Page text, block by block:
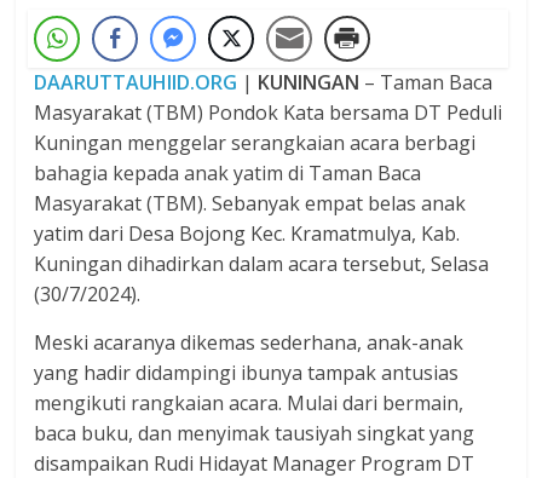
DAARUTTAUHIID.ORG | KUNINGAN – Taman Baca
Masyarakat (TBM) Pondok Kata bersama DT Peduli
Kuningan menggelar serangkaian acara berbagi
bahagia kepada anak yatim di Taman Baca
Masyarakat (TBM). Sebanyak empat belas anak
yatim dari Desa Bojong Kec. Kramatmulya, Kab.
Kuningan dihadirkan dalam acara tersebut, Selasa
(30/7/2024).
Meski acaranya dikemas sederhana, anak-anak
yang hadir didampingi ibunya tampak antusias
mengikuti rangkaian acara. Mulai dari bermain,
baca buku, dan menyimak tausiyah singkat yang
disampaikan Rudi Hidayat Manager Program DT